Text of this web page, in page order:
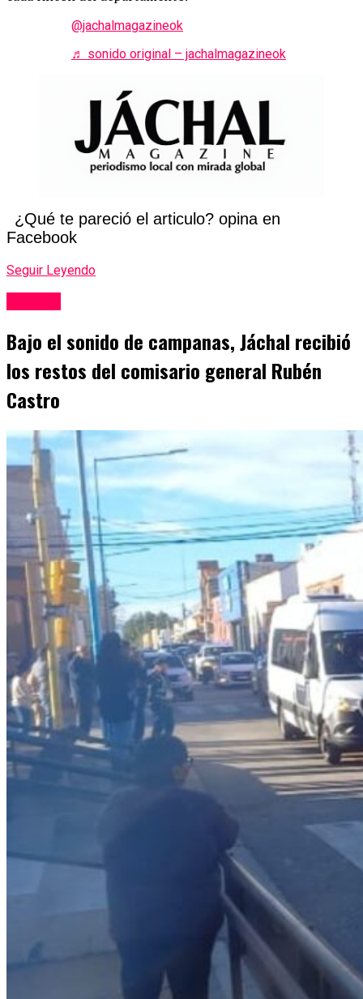
@jachalmagazineok
♬ sonido original – jachalmagazineok
¿Qué te pareció el articulo? opina en
Facebook
Seguir Leyendo
Bajo el sonido de campanas, Jáchal recibió
los restos del comisario general Rubén
Castro